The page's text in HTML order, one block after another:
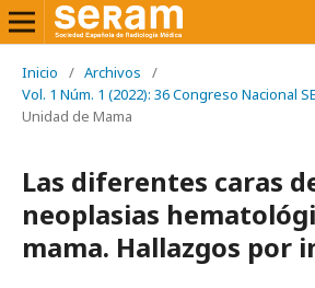
Inicio / Archivos
/
Vol. 1 Núm. 1 (2022): 36 Congreso Nacional
Unidad de Mama
Las diferentes caras
neoplasias
mama. Hallazgos por